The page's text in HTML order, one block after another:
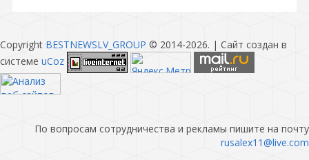
Copyright BESTNEWSLV_GROUP © 2014-2026. | Сайт создан в
системе uCoz
По вопросам сотрудничества и рекламы пишите на почту
rusalex11@live.com